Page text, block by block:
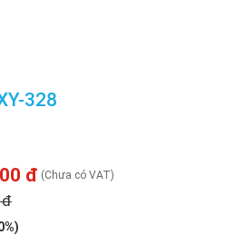
328
đ (Chưa có VAT)
đ